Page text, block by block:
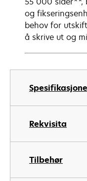
Rekvisita
Tilbehør
og
behov for
å skrive ut og